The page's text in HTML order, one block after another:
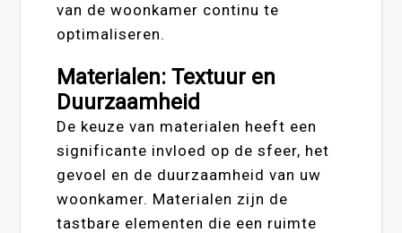
van de woonkamer continu te
optimaliseren.
Materialen: Textuur en
Duurzaamheid
De keuze van materialen heeft een
significante invloed op de sfeer, het
gevoel en de duurzaamheid van uw
woonkamer. Materialen zijn de
tastbare elementen die een ruimte